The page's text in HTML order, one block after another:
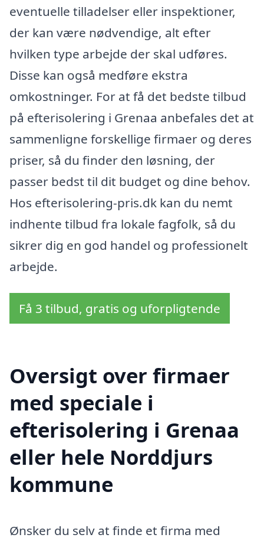
eventuelle tilladelser eller inspektioner,
der kan være nødvendige, alt efter
hvilken type arbejde der skal udføres.
Disse kan også medføre ekstra
omkostninger. For at få det bedste tilbud
på efterisolering i Grenaa anbefales det at
sammenligne forskellige firmaer og deres
priser, så du finder den løsning, der
passer bedst til dit budget og dine behov.
Hos efterisolering-pris.dk kan du nemt
indhente tilbud fra lokale fagfolk, så du
sikrer dig en god handel og professionelt
arbejde.
Få 3 tilbud, gratis og uforpligtende
Oversigt over firmaer
med speciale i
efterisolering i Grenaa
eller hele Norddjurs
kommune
Ønsker du selv at finde et firma med